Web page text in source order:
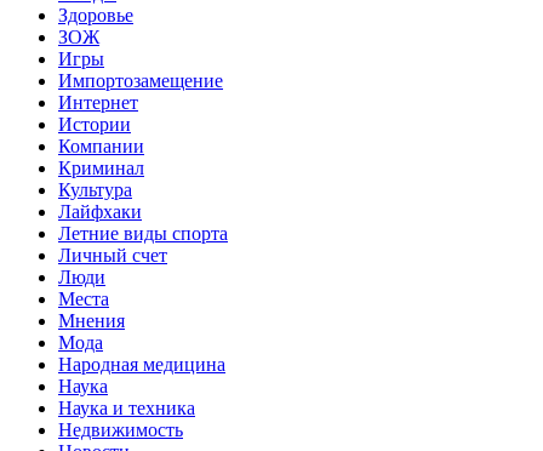
Здоровье
ЗОЖ
Игры
Импортозамещение
Интернет
Истории
Компании
Криминал
Культура
Лайфхаки
Летние виды спорта
Личный счет
Люди
Места
Мнения
Мода
Народная медицина
Наука
Наука и техника
Недвижимость